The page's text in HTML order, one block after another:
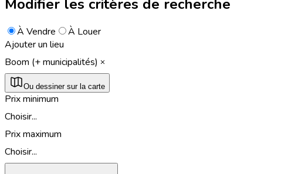
Modifier les critères de recherche
À Vendre
À Louer
Ajouter un lieu
Boom (+ municipalités)
Ou dessiner sur la carte
Prix minimum
Choisir...
Prix maximum
Choisir...